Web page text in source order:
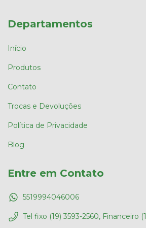
Departamentos
Início
Produtos
Contato
Trocas e Devoluções
Política de Privacidade
Blog
Entre em Contato
5519994046006
Tel fixo (19) 3593-2560, Financeiro